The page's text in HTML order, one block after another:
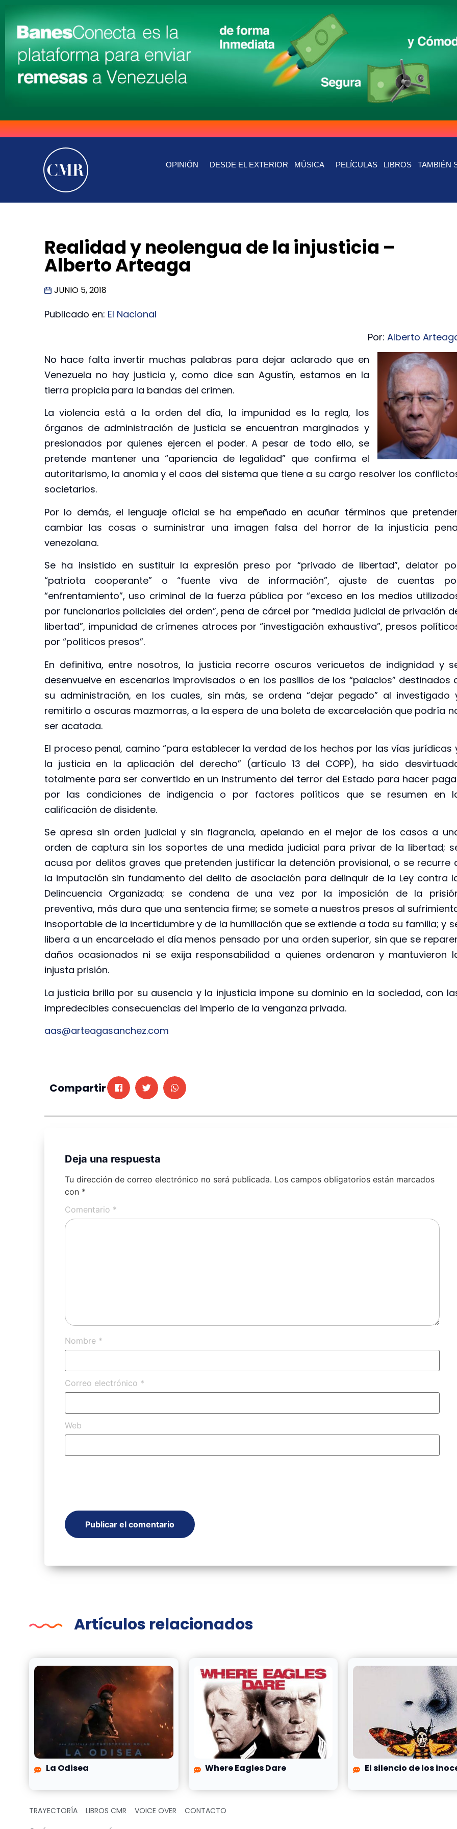
OPINIÓN DESDE EL EXTERIOR MÚSICA PELÍCULAS LIBROS TAMBIÉN
Realidad y neolengua de la injusticia –
Alberto Arteaga
JUNIO 5, 2018
Publicado en: El Nacional
Por: Alberto
No hace falta invertir muchas palabras para dejar aclarado que en
Venezuela no hay justicia y, como dice san Agustín, estamos en la
tierra propicia para la bandas del crimen.
La violencia está a la orden del día, la impunidad es la regla, los
órganos de administración de justicia se encuentran marginados y
presionados por quienes ejercen el poder. A pesar de todo ello, se
pretende mantener una “apariencia de legalidad” que confirma el
autoritarismo, la anomia y el caos del sistema que tiene a su cargo resolver los
societarios.
Por lo demás, el lenguaje oficial se ha empeñado en acuñar términos que
cambiar las cosas o suministrar una imagen falsa del horror de la injusticia
venezolana.
Se ha insistido en sustituir la expresión preso por “privado de libertad”, delator
“patriota cooperante” o “fuente viva de información”, ajuste de cuentas
“enfrentamiento”, uso criminal de la fuerza pública por “exceso en los medios
por funcionarios policiales del orden”, pena de cárcel por “medida judicial de privación
libertad”, impunidad de crímenes atroces por “investigación exhaustiva”, presos
por “políticos presos”.
En definitiva, entre nosotros, la justicia recorre oscuros vericuetos de indignidad y
desenvuelve en escenarios improvisados o en los pasillos de los “palacios” destinados
su administración, en los cuales, sin más, se ordena “dejar pegado” al investigado
remitirlo a oscuras mazmorras, a la espera de una boleta de excarcelación que podría
ser acatada.
El proceso penal, camino “para establecer la verdad de los hechos por las vías jurídicas
la justicia en la aplicación del derecho” (artículo 13 del COPP), ha sido
totalmente para ser convertido en un instrumento del terror del Estado para hacer
por las condiciones de indigencia o por factores políticos que se resumen en
calificación de disidente.
Se apresa sin orden judicial y sin flagrancia, apelando en el mejor de los casos a
orden de captura sin los soportes de una medida judicial para privar de la libertad;
acusa por delitos graves que pretenden justificar la detención provisional, o se recurre
la imputación sin fundamento del delito de asociación para delinquir de la Ley contra
Delincuencia Organizada; se condena de una vez por la imposición de la
preventiva, más dura que una sentencia firme; se somete a nuestros presos al
insoportable de la incertidumbre y de la humillación que se extiende a toda su familia; y
libera a un encarcelado el día menos pensado por una orden superior, sin que se
daños ocasionados ni se exija responsabilidad a quienes ordenaron y mantuvieron
injusta prisión.
La justicia brilla por su ausencia y la injusticia impone su dominio en la sociedad, con
impredecibles consecuencias del imperio de la venganza privada.
aas@arteagasanchez.com
Compartir
Deja una respuesta
Tu dirección de correo electrónico no será publicada. Los campos obligatorios están marcados
con *
Comentario *
Nombre *
Correo electrónico *
Web
Artículos relacionados
La Odisea Where Eagles Dare El silencio de los
TRAYECTORÍA LIBROS CMR VOICE OVER CONTACTO